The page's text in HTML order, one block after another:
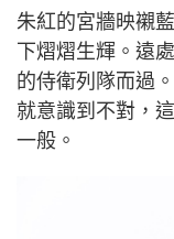
朱紅的宮牆映襯
下熠熠生輝。遠
的侍衛列隊而過
就意識到不對，
一般。